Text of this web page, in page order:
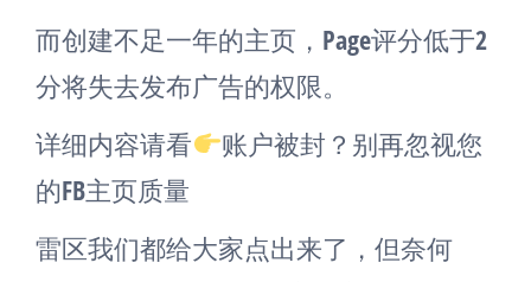
而创建不足一年的主页，Page评分低于2
分将失去发布广告的权限。
详细内容请看
账户被封？别再忽视您
的FB主页质量
雷区我们都给大家点出来了，但奈何